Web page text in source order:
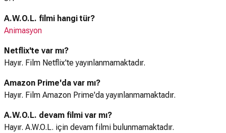
A.W.O.L. filmi hangi tür?
Animasyon
Netflix'te var mı?
Hayır. Film Netflix'te yayınlanmamaktadır.
Amazon Prime'da var mı?
Hayır. Film Amazon Prime'da yayınlanmamaktadır.
A.W.O.L. devam filmi var mı?
Hayır. A.W.O.L. için devam filmi bulunmamaktadır.